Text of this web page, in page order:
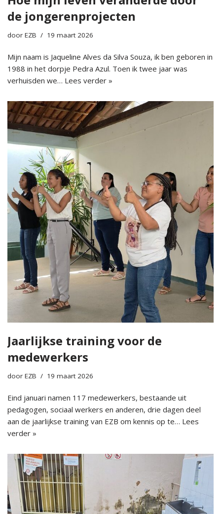
de jongerenprojecten
door EZB 19 maart 2026
Mijn naam is Jaqueline Alves da Silva Souza, ik ben geboren in
1988 in het dorpje Pedra Azul. Toen ik twee jaar was
verhuisden we… Lees verder »
Jaarlijkse training voor de
medewerkers
door EZB 19 maart 2026
Eind januari namen 117 medewerkers, bestaande uit
pedagogen, sociaal werkers en anderen, drie dagen deel
aan de jaarlijkse training van EZB om kennis op te… Lees
verder »